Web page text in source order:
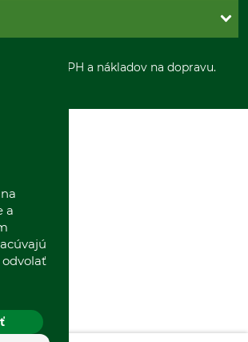
udajov
vrátane DPH a nákladov na dopravu.
a
odvolať